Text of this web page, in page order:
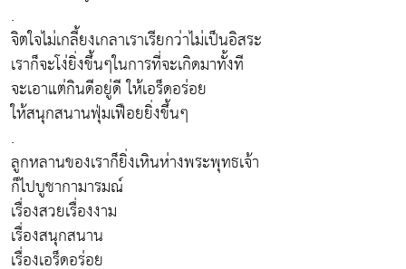
.
จิตใจไม่เกลี้ยงเกลาเราเรียกว่าไม่เป็นอิสระ
เราก็จะโง่ยิ่งขึ้นๆในการที่จะเกิดมาทั้งที
จะเอาแต่กินดีอยู่ดี ให้เอร็ดอร่อย
ให้สนุกสนานฟุ่มเฟือยยิ่งขึ้นๆ
.
ลูกหลานของเราก็ยิ่งเหินห่างพระพุทธเจ้า
ก็ไปบูชากามารมณ์
เรื่องสวยเรื่องงาม
เรื่องสนุกสนาน
เรื่องเอร็ดอร่อย